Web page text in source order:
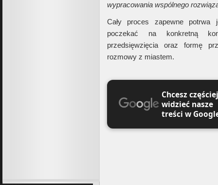
wypracowania wspólnego
Cały proces zapewne
poczekać na konkretną
przedsięwzięcia oraz formę
rozmowy z miastem.
Chcesz częściej
widzieć nasze
treści w